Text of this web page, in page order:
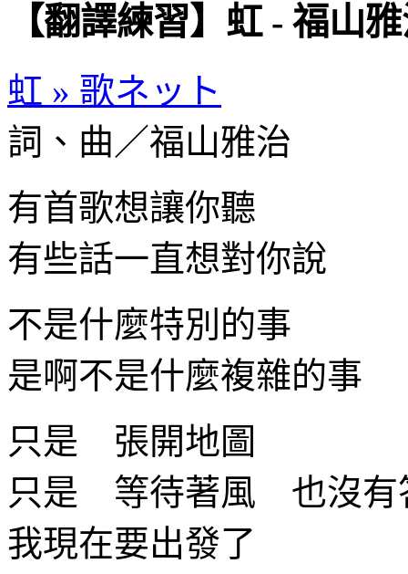
【翻譯練習】虹 - 福山
虹 » 歌ネット
詞、曲／福山雅治
有首歌想讓你聽
有些話一直想對你說
不是什麼特別的事
是啊不是什麼複雜的事
只是 張開地圖
只是 等待著風 也沒有
我現在要出發了